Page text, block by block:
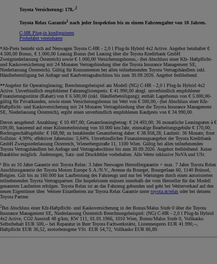
Toyota Versicherung: 178,-2
Toyota Relax Garantie
nach jeder Inspektion bis zu einem Fahrzeugalter von 10 Jahren.
C-HR Plug-in konfigurieren
Probefahrt vereinbaren
*Ab-Preis bezieht sich auf Neuwagen Toyota C-HR - 2,0 l Plug-In Hybrid 4x2 Active. Angebot beinhaltet €
4.500,00 Bonus, € 1.000,00 Leasing Bonus (bei Leasing über die Toyota Kreditbank GmbH
Zweigniederlassung Österreich) sowie € 1.000,00 Versicherungsbonus,- (bei Abschluss einer Kfz- Haftpflicht-
und Kaskoversicherung mit 24 Monaten Vertragsbindung über die Toyota Insurance Management SE,
Niederlassung Österreich). Gültig für Konsumenten bei allen teilnehmenden Toyota Vertragshändlern inkl.
Händlerbeteiligung bei Anfrage und Kaufvertragsabschluss bis zum 30.09.2026. Angebot freibleibend
**Angebot für Operatingleasing; Berechnungsbeispiel am Modell (NG) C-HR - 2,0 l Plug-In Hybrid 4x2
Active. Unverbindlich empfohlener Fahrzeuglistenpreis: € 41.990,00 abzgl. unverbindlich empfohlener
Finanzierungsstütze (Rabatt) von € 6.500,00 (inkl. Händlerbeteiligung); enthält Lagerbonus von € 5.000,00-
gültig für Privatkunden, sowie einen Versicherungsbonus im Wert von € 500,00,- (bei Abschluss einer Kfz-
Haftpflicht- und Kaskoversicherung mit 24 Monaten Vertragsbindung über die Toyota Insurance Management
SE, Niederlassung Österreich), ergibt einen unverbindlich empfohlenen Kaufpreis von € 34.990,00.
Davon ausgehend: Anzahlung: € 10.497,00; Gesamtleasingbetrag: € 24.493,00; 36 monatliche Leasingraten à €
109,00, basierend auf einer Kilometerleistung von 10.000 km/Jahr, einmalige Bearbeitungsgebühr € 170,00;
Rechtsgeschäftsgebühr: € 168,98; zu bezahlender Gesamtbetrag daher: € 38.958,28; Laufzeit: 36 Monate; fixer
Sollzins: 4,99%; effektiver Jahreszins: 5,64%. Unverbindliches Finanzierungsangebot der Toyota Kreditbank
GmbH Zweigniederlassung Österreich, Wienerbergstraße 11, 1100 Wien. Gültig bei allen teilnehmenden
Toyota Vertragshändlern bei Anfrage und Vertragsabschluss bis zum 30.09.2026. Angebot freibleibend. Keine
Barablöse möglich. Änderungen, Satz- und Druckfehler vorbehalten. Alle Werte inklusive NoVA und USt
¹ Bis zu 10 Jahre Garantie mit Toyota Relax: 3 Jahre Neuwagen Herstellergarantie + max. 7 Jahre Toyota Relax
Anschlussgarantie der Toyota Motors Europe S.A./N.V., Avenue du Bourget, Bourgetlaan 60, 1140 Brüssel,
Belgien. Gilt bis zu 160.000 km Laufleistung des Fahrzeugs und nur bei Wartungen durch einen autorisierten
teilnehmenden Toyota Vertragspartner. Die Inspektionen müssen innerhalb der vom Hersteller für das Modell
genannten Laufzeiten erfolgen. Toyota Relax ist an das Fahrzeug gebunden und geht bei Weiterverkauf auf den
neuen Eigentümer über. Weitere Einzelheiten zur Toyota Relax Garantie untertoyota.at/relax oder bei deinem
Toyota Partner.
2Bei Abschluss einer Kfz-Haftpflicht- und Kaskoversicherung in der Bonus/Malus Stufe 0 über die Toyota
Insurance Management SE, Niederlassung Österreich Berechnungsbeispiel: (NG) C-HR - 2,0 l Plug-In Hybrid
4x2 Active, CO2 Ausstoß 48 g/km; KW 111, 01.01.1966, 1010 Wien, Bonus/Malus Stufe 0, Vollkasko
Selbstbehalt EUR 500,-- bei Reparatur in Ihrer Toyota Fachwerkstätte, Listenneupreis EUR 41.990,--,
Haftpflicht EUR 36,52, motorbezogene VSt. EUR 54,72, Vollkasko EUR 86,89.